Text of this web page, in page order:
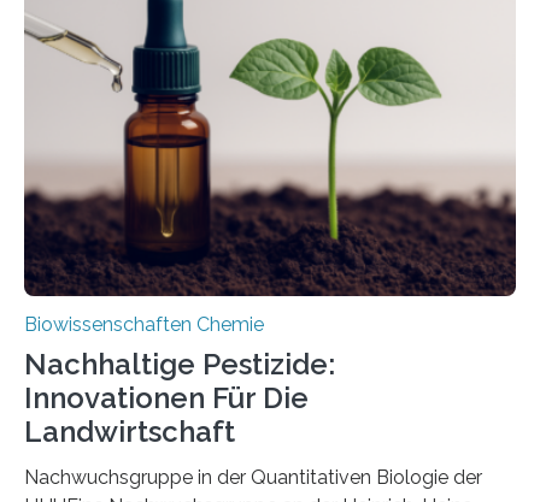
ausgezeichnetem Zustand erhalten. Es konnte als neue
Art einer neuen Gattung beschrieben werden und trägt
nun den Namen Cretosabethes primaevus. Dieser erste
fossile Nachweis einer Stechmückenlarve in Bernstein
stellt gleichzeitig den ersten Fossilfund einer
Mückenlarve aus dem Mesozoikum dar, denn…
Biowissenschaften Chemie
Nachhaltige Pestizide:
Innovationen Für Die
Landwirtschaft
Nachwuchsgruppe in der Quantitativen Biologie der